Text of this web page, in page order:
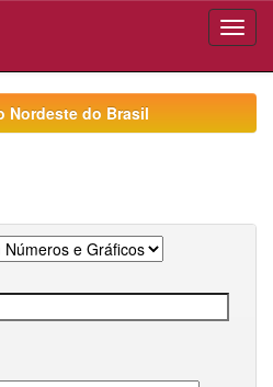
Nordeste do Brasil